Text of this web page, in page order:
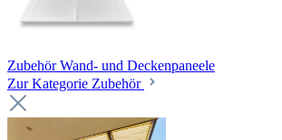
Zubehör Wand- und Deckenpaneele
Zur Kategorie Zubehör